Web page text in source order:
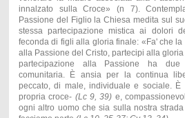
innalzato sulla Croce» (n 7).
Passione del Figlio la Chiesa medita sul
stessa partecipazione mistica ai dolori
feconda di figli alla gloria finale: «Fa' che
alla Passione del Cristo, partecipi alla
partecipazione alla Passione ha due
comunitaria. È ansia per la continua
peccato, di male, individuale e sociale.
propria croce- (Lc 9, 39) e,
ogni altro uomo che sia sulla nostra